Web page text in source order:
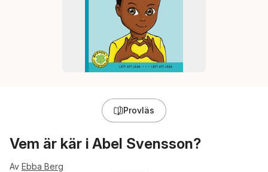
Provläs
Vem är kär i Abel Svensson?
Av Ebba Berg